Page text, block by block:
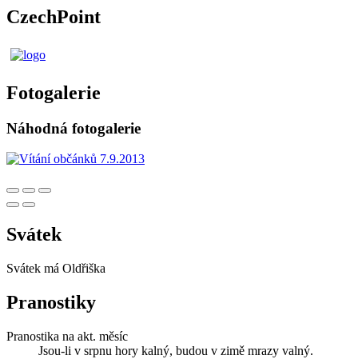
CzechPoint
Fotogalerie
Náhodná fotogalerie
Svátek
Svátek má Oldřiška
Pranostiky
Pranostika na akt. měsíc
Jsou-li v srpnu hory kalný, budou v zimě mrazy valný.